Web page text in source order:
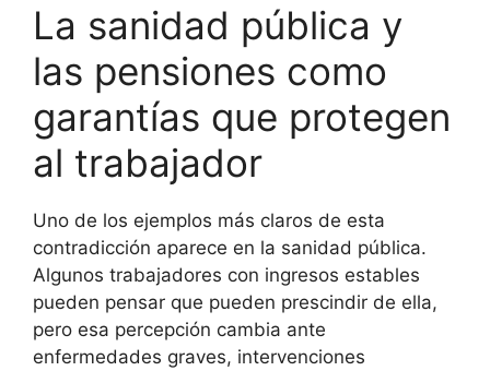
La sanidad pública y
las pensiones como
garantías que protegen
al trabajador
Uno de los ejemplos más claros de esta
contradicción aparece en la sanidad pública.
Algunos trabajadores con ingresos estables
pueden pensar que pueden prescindir de ella,
pero esa percepción cambia ante
enfermedades graves, intervenciones